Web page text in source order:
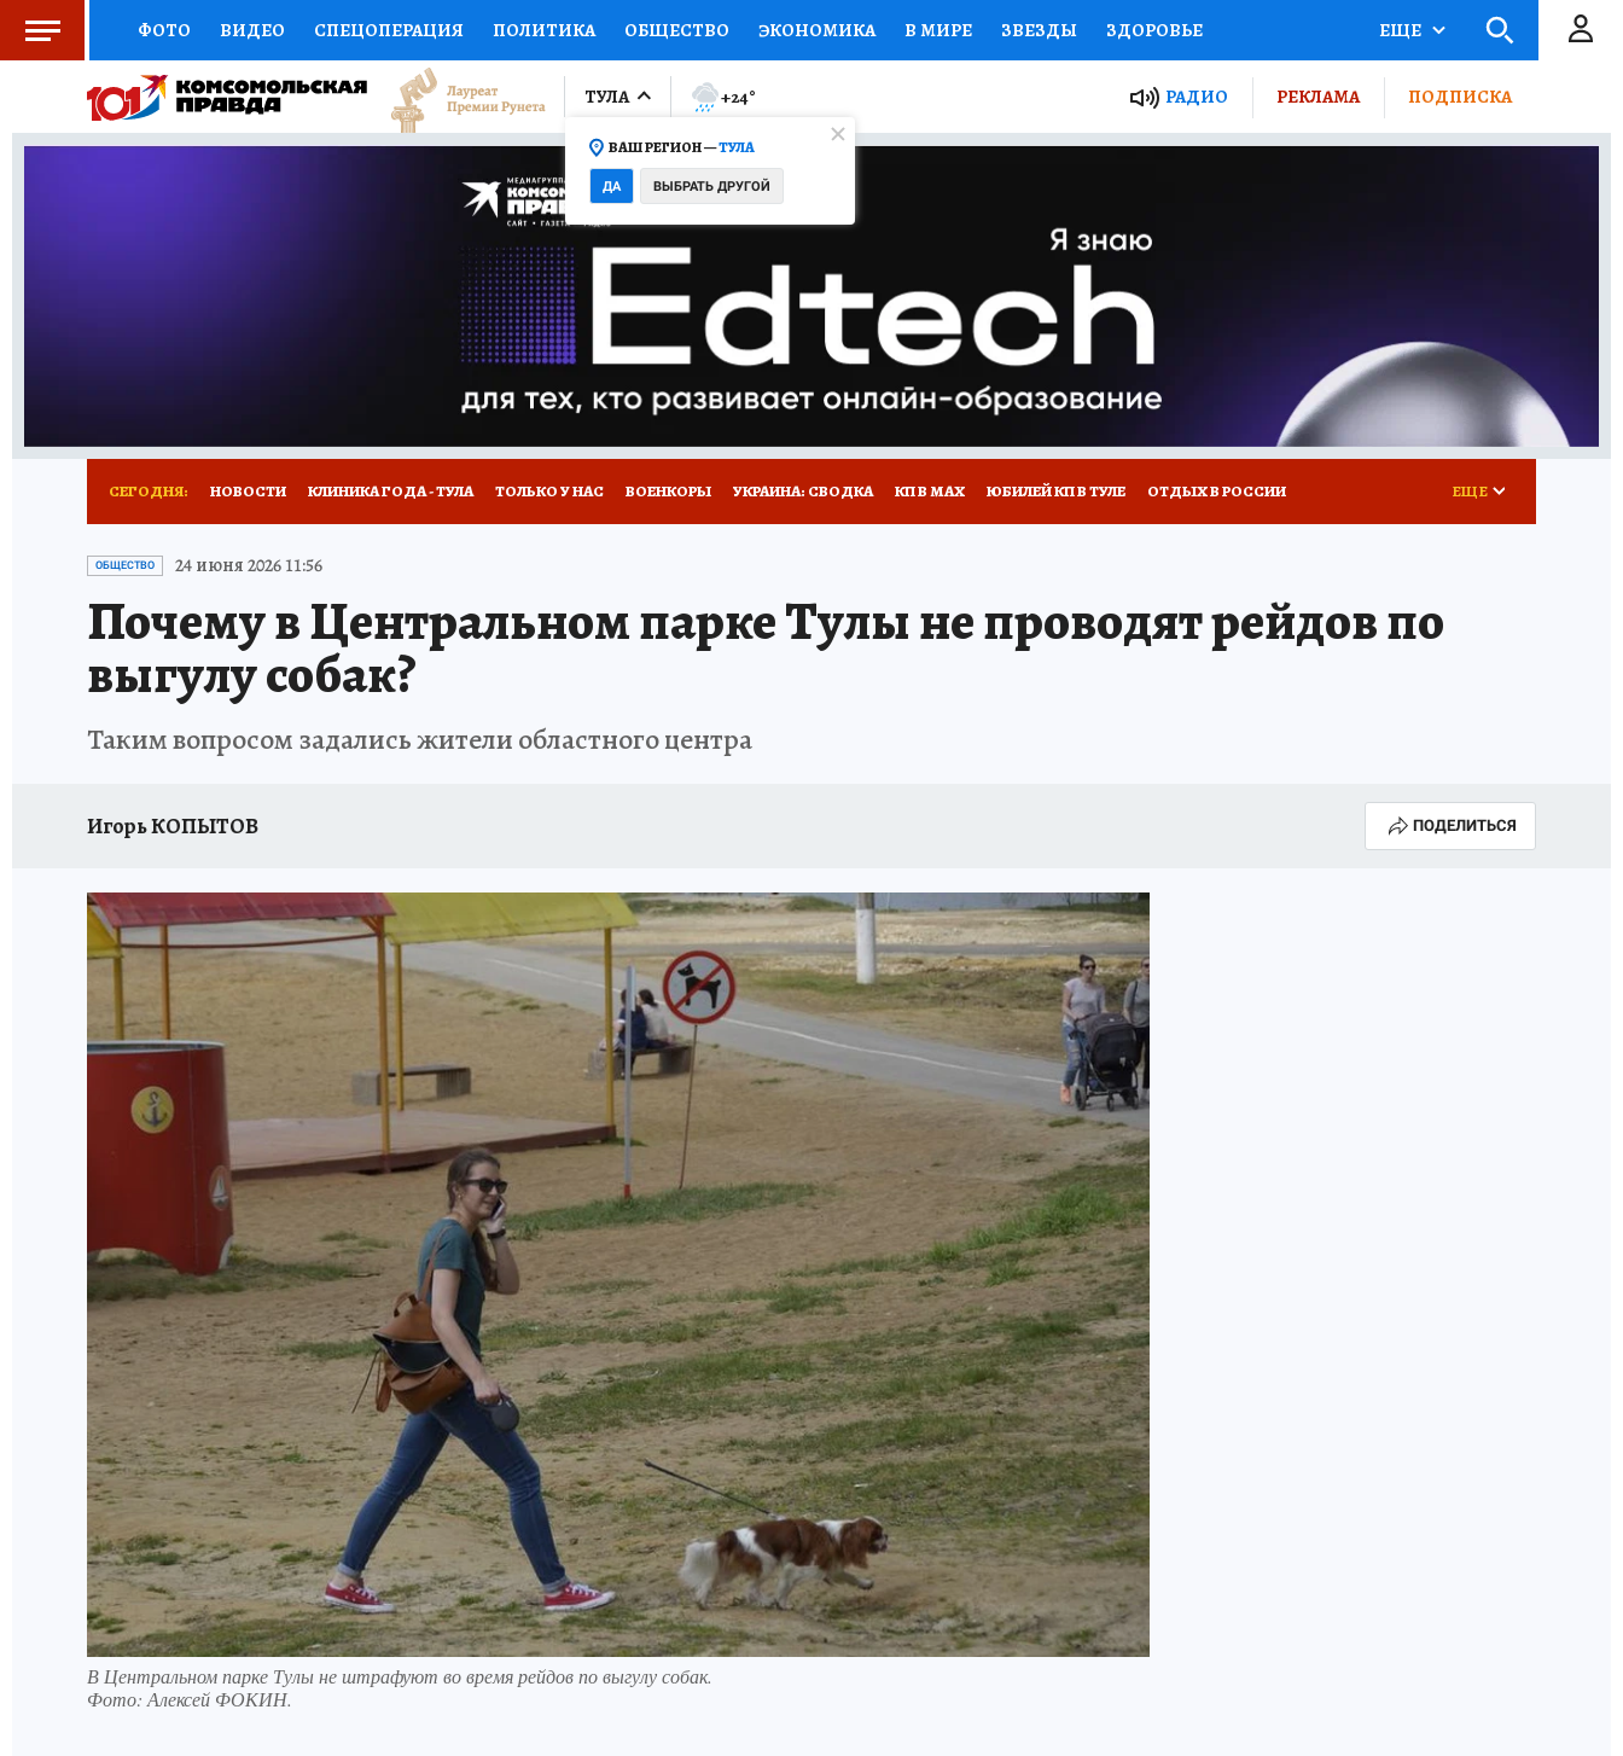
ФОТО ВИДЕО СПЕЦОПЕРАЦИЯ ПОЛИТИКА ОБЩЕСТВО ЭКОНОМИКА В МИРЕ ЗВЕЗДЫ ЗДОРОВЬЕ
СОЦПОДДЕРЖКА НАУКА СПОРТ КОЛУМНИСТЫ ПРОИСШЕСТВИЯ НАЦИОНАЛЬНЫЕ ПРОЕКТЫ РОССИИ
ВЫБОР ЭКСПЕРТОВ ДОКТОР ФИНАНСЫ ОТКРЫВАЕМ МИР СЕМЬЯ ЖЕНСКИЕ СЕКРЕТЫ ПУТЕВОДИТЕЛЬ
ПРОГНОЗЫ НА СПОРТ ПРОМОКОДЫ СЕРИАЛЫ
ТЕЛЕВИЗОР КОЛЛЕКЦИИ КОНКУРСЫ ГИД ПОТРЕБИТЕЛЯ
НОВОЕ НА САЙТЕ
ЕЩЕ
ТУЛА
ВАШ РЕГИОН —ТУЛА
ДА ВЫБРАТЬ ДРУГОЙ
+24° РАДИО РЕКЛАМА ПОДПИСКА
СЕГОДНЯ: НОВОСТИ КЛИНИКА ГОДА - ТУЛА ТОЛЬКО У НАС ВОЕНКОРЫ УКРАИНА: СВОДКА КП В МАХ ЮБИЛЕЙ КП В ТУЛЕ ОТДЫХ В РОССИИ
ЗАПОВЕДНАЯ РОССИЯ
ЕЩЕ
ОБЩЕСТВО 24 июня 2026 11:56
Почему в Центральном парке Тулы не проводят рейдов по
выгулу собак?
Таким вопросом задались жители областного центра
Игорь КОПЫТОВ ПОДЕЛИТЬСЯ
В Центральном парке Тулы не штрафуют во время рейдов по выгулу собак.
Фото: Алексей ФОКИН.